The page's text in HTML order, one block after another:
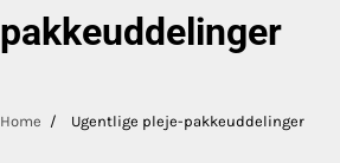
pakkeuddelinger
Home Ugentlige pleje-pakkeuddelinger